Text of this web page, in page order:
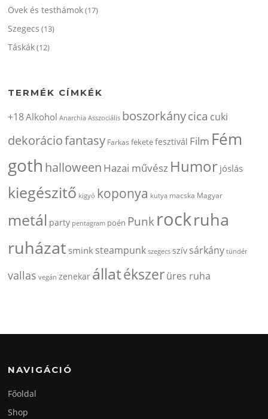
Övek és testhámok(17)
Szegecs (13)
Táskák(12)
TERMÉK CÍMKÉK
+18Alkohol Anarchia Asszociális boszorkánycica cuki
dekoráciofantasy Farkas feketefesztivál Film Fém
goth halloween Hazai művész Humor jóslás
kiegészitő kigyó koponya kutya macska Magyar
metál party pentagram poén Punkrockruha
ruházat smink steampunk szegecs szív sárkány tündér
vallas vegán zenekar állatékszerüres ruha
NAVIGÁCIÓ
Főoldal
Shop